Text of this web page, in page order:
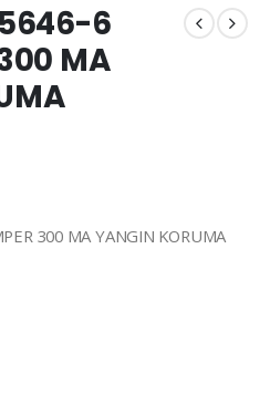
6
MA
300 MA YANGIN KORUMA